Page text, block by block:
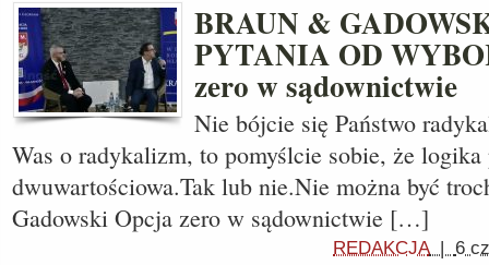
BRAUN &
PYTANIA OD
zero w sądownictwie
Nie bójcie się Państwo
Was o radykalizm, to pomyślcie sobie, że logika
dwuwartościowa.Tak lub nie.Nie można być
Gadowski Opcja zero w sądownictwie […]
REDAKCJA| 6